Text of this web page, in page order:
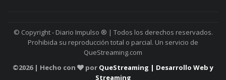
© Copyright - Diario Impulso ® | Todos los derechos reservados.
Prohibida su reproducción total o parcial. Un servicio de
QueStreaming.com
©2026 | Hecho con por QueStreaming | Desarrollo Web y
Streaming